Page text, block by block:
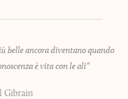
belle ancora diventano quando
è vita con le ali”
Gibrain